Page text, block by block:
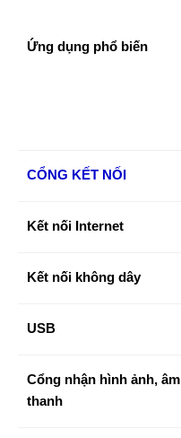
Ứng dụng phổ biến
CỔNG KẾT NỐI
Kết nối Internet
Kết nối không dây
USB
Cổng nhận hình ảnh, âm
thanh